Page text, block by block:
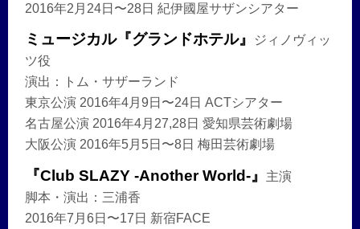
2016年2月24日〜28日 紀伊國屋サザンシアター
ミュージカル『グランドホテル』
ジィノヴィッ
ツ役
演出：トム・サザーランド
東京公演 2016年4月9日〜24日 ACTシアター
名古屋公演 2016年4月27,28日 愛知県芸術劇場
大阪公演 2016年5月5日〜8日 梅田芸術劇場
『Club SLAZY -Another World-』
主演
脚本・演出：三浦香
2016年7月6日〜17日 新宿FACE